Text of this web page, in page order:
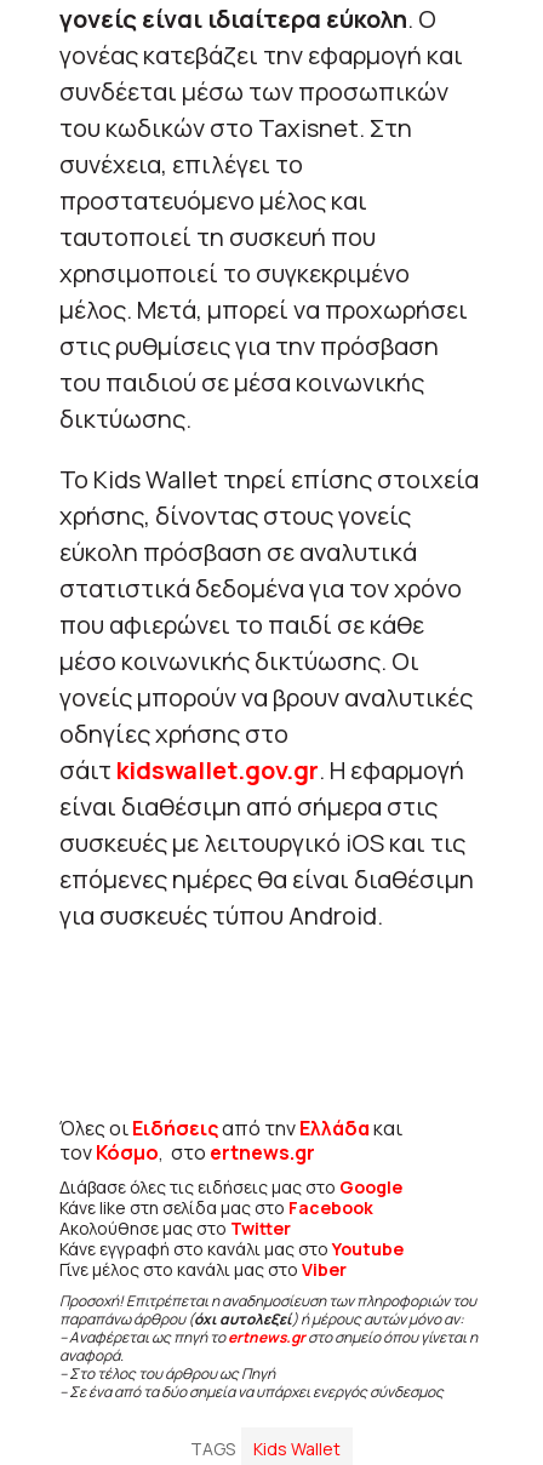
γονείς είναι ιδιαίτερα εύκολη. Ο
γονέας κατεβάζει την εφαρμογή και
συνδέεται μέσω των προσωπικών
του κωδικών στο Taxisnet. Στη
συνέχεια, επιλέγει το
προστατευόμενο μέλος και
ταυτοποιεί τη συσκευή που
χρησιμοποιεί το συγκεκριμένο
μέλος. Μετά, μπορεί να προχωρήσει
στις ρυθμίσεις για την πρόσβαση
του παιδιού σε μέσα κοινωνικής
δικτύωσης.
To Kids Wallet τηρεί επίσης στοιχεία
χρήσης, δίνοντας στους γονείς
εύκολη πρόσβαση σε αναλυτικά
στατιστικά δεδομένα για τον χρόνο
που αφιερώνει το παιδί σε κάθε
μέσο κοινωνικής δικτύωσης. Οι
γονείς μπορούν να βρουν αναλυτικές
οδηγίες χρήσης στο
σάιτ kidswallet.gov.gr. Η εφαρμογή
είναι διαθέσιμη από σήμερα στις
συσκευές με λειτουργικό iOS και τις
επόμενες ημέρες θα είναι διαθέσιμη
για συσκευές τύπου Android.
Όλες οιΕιδήσειςαπό τηνΕλλάδακαι
τονΚόσμο, στο ertnews.gr
Διάβασε όλες τις ειδήσεις μας στο Google
Κάνε like στη σελίδα μας στο Facebook
Ακολούθησε μας στο Twitter
Κάνε εγγραφή στο κανάλι μας στοYoutube
Γίνε μέλος στο κανάλι μας στο Viber
Προσοχή! Επιτρέπεται η αναδημοσίευση των πληροφοριών του
παραπάνω άρθρου (όχι αυτολεξεί) ή μέρους αυτών μόνο αν:
– Αναφέρεται ως πηγή τοertnews.grστο σημείο όπου γίνεται η
αναφορά.
– Στο τέλος του άρθρου ως Πηγή
– Σε ένα από τα δύο σημεία να υπάρχει ενεργός σύνδεσμος
TAGS Kids Wallet